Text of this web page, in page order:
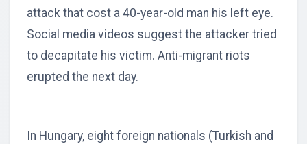
attack that cost a 40-year-old man his left eye.
Social media videos suggest the attacker tried
to decapitate his victim. Anti-migrant riots
erupted the next day.
In Hungary, eight foreign nationals (Turkish and